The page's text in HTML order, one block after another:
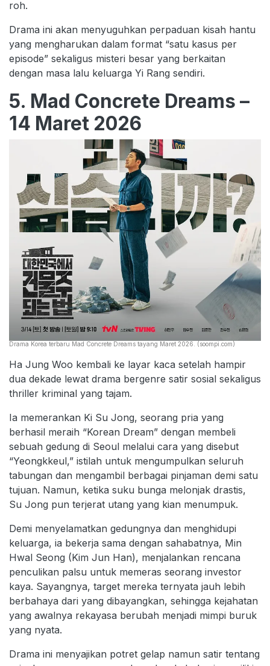
roh.
Drama ini akan menyuguhkan perpaduan kisah hantu
yang mengharukan dalam format “satu kasus per
episode” sekaligus misteri besar yang berkaitan
dengan masa lalu keluarga Yi Rang sendiri.
5. Mad Concrete Dreams –
14 Maret 2026
Drama Korea terbaru Mad Concrete Dreams tayang Maret 2026. (soompi.com)
Ha Jung Woo kembali ke layar kaca setelah hampir
dua dekade lewat drama bergenre satir sosial sekaligus
thriller kriminal yang tajam.
Ia memerankan Ki Su Jong, seorang pria yang
berhasil meraih “Korean Dream” dengan membeli
sebuah gedung di Seoul melalui cara yang disebut
“Yeongkkeul,” istilah untuk mengumpulkan seluruh
tabungan dan mengambil berbagai pinjaman demi satu
tujuan. Namun, ketika suku bunga melonjak drastis,
Su Jong pun terjerat utang yang kian menumpuk.
Demi menyelamatkan gedungnya dan menghidupi
keluarga, ia bekerja sama dengan sahabatnya, Min
Hwal Seong (Kim Jun Han), menjalankan rencana
penculikan palsu untuk memeras seorang investor
kaya. Sayangnya, target mereka ternyata jauh lebih
berbahaya dari yang dibayangkan, sehingga kejahatan
yang awalnya rekayasa berubah menjadi mimpi buruk
yang nyata.
Drama ini menyajikan potret gelap namun satir tentang